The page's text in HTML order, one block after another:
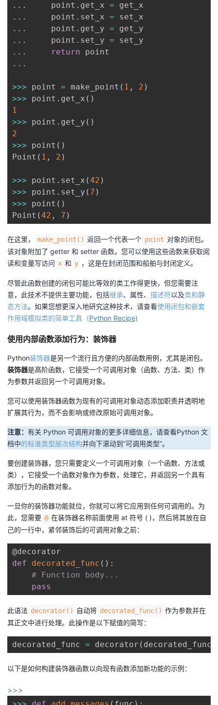
. . .
     point
. get_x =
. . .
     point
. set_x =
. . .
     point
. get_y =
. . .
     point
. set_y =
. . . return
. . .
>>> point = make_point ( 1 , 2 )
>>> point . get_x ( )
1
>>> point . get_y ( )
2
>>> point ( )
Point ( 1 , 2 )
>>> point . set_x (42 )
>>> point . set_y ( 7 )
>>> point ( )
Point (42 , 7 )
在这里， make_point() 返回一个代表一个 point 对象的闭包。
该对象附加了 getter 和 setter 函数。您可以使用这些函数来获取阅
读和变量写访问 x 和 y ，这是在封闭范围和船舶与封闭定义。
尽管此函数创建的闭包可能比等效的类工作得更快，但您需要注
意，此技术不提供主要功能，包括继承、属性、 描述符以及类和静
态方法。如果您想更深入地研究这种技术，请查看使用闭包和嵌套
作用域模拟类的简单工具（Python Recipe)
使用内部函数添加行为：装饰器
Python装饰器是另一个流行且方便的内部函数用例，尤其是闭包。
装饰器是高阶函数，它接受一个可调用对象（函数、方法、类）作
为参数并返回另一个可调用对象。
您可以使用装饰器函数为现有的可调用对象动态添加职责并透明地
扩展其行为，而不会影响或修改原始可调用对象。
注意： 有关 Python 可调用对象的更多详细信息，请查看Python 文
档中的标准类型层次结构并向下滚动到“可调用类型”。
要创建装饰器，您只需要定义一个可调用对象（一个函数、方法或
类），它接受一个函数对象作为参数，处理它，并返回另一个具有
添加行为的函数对象。
一旦你的装饰器功能就位，你就可以将它应用到任何可调用的。为
此，您需要 @ 在装饰器名称前面使用 at 符号 ( )，然后将其放在自
己的一行中，紧邻装饰后的可调用对象之前：
@decorator
def
decorated_func ( ) :
# Function body...
pass
此语法 decorator() 自动将 decorated_func() 作为参数并在
其正文中进行处理。此操作是以下赋值的简写：
decorated_func = decorator ( decorated_func
以下是如何构建装饰器函数以向现有函数添加新功能的示例：
>>>